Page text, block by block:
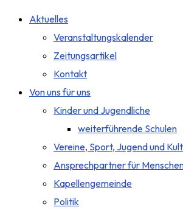
Aktuelles
Veranstaltungskalender
Zeitungsartikel
Kontakt
Von uns für uns
Kinder und Jugendliche
weiterführende Schulen
Vereine, Sport, Jugend und
Ansprechpartner für
Kapellengemeinde
Politik